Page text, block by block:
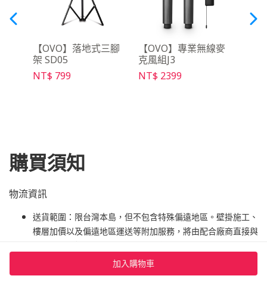
加入購物車
【OVO】落地式三腳
架 SD05
NT$ 799
【OVO】專業無線麥
克風組J3
NT$ 2399
購買須知
物流資訊
送貨範圍：限台灣本島，但不包含特殊偏遠地區。壁掛施工、
樓層加價以及偏遠地區運送等附加服務，將由配合廠商直接與
產品介紹」查詢。
寄送時間：訂單完成後，電視預計 7-10 個工作天電話聯繫安